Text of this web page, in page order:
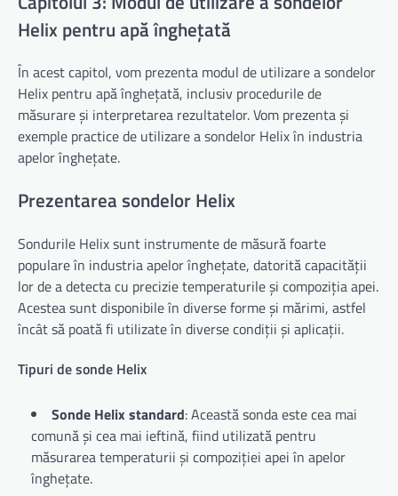
Helix pentru apă înghețată
În acest capitol, vom prezenta modul de utilizare a sondelor
Helix pentru apă înghețată, inclusiv procedurile de
măsurare și interpretarea rezultatelor. Vom prezenta și
exemple practice de utilizare a sondelor Helix în industria
apelor înghețate.
Prezentarea sondelor Helix
Sondurile Helix sunt instrumente de măsură foarte
populare în industria apelor înghețate, datorită capacității
lor de a detecta cu precizie temperaturile și compoziția apei.
Acestea sunt disponibile în diverse forme și mărimi, astfel
încât să poată fi utilizate în diverse condiții și aplicații.
Tipuri de sonde Helix
Sonde Helix standard: Această sonda este cea mai
comună și cea mai ieftină, fiind utilizată pentru
măsurarea temperaturii și compoziției apei în apelor
înghețate.